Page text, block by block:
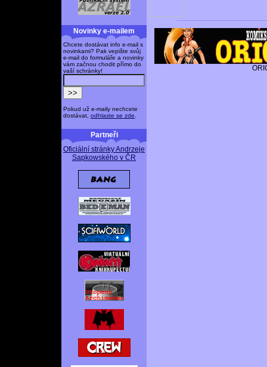
Novinky e-mailem
Chcete dostávat info e-mail s
novinkami? Pak vepište svůj
e-mail do formuláře a novinky
vám začnou chodit přímo do
vaší schránky!
Pokud už e-maily nechcete
dostávat, odhlaste se zde
Partneři
Oficiální stránky Andrzeje
Sapkowského v ČR